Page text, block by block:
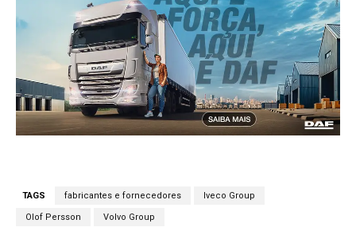
TAGS fabricantes e fornecedores Iveco Group
Olof Persson Volvo Group